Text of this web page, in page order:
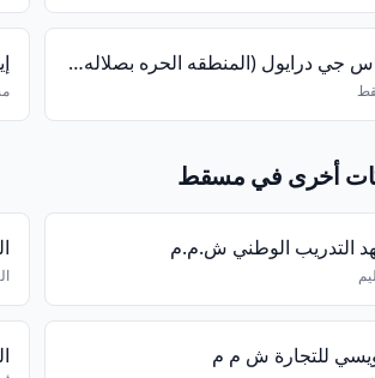
يو اس جي درايول (المنطقه الحره بصلاله) ش م م
أخرى في مسقط
التدريب الوطني ش.م.م
للتجارة ش م م